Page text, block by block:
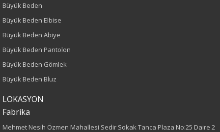
Kalıp
Boy
100
Paça Tipi
Büyük Beden
Büyük Beden Elbise
Büyük Beden Abiye
Büyük Beden Pantolon
Büyük Beden Gömlek
Büyük Beden Bluz
LOKASYON
Fabrika
Mehmet Nesih Özmen Mahallesi Sedir Sokak Tanca Plaza No:25 Daire 2